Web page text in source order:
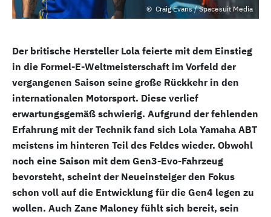
Craig Evans / Spacesuit Media
Der britische Hersteller Lola feierte mit dem Einstieg
in die Formel-E-Weltmeisterschaft im Vorfeld der
vergangenen Saison seine große Rückkehr in den
internationalen Motorsport. Diese verlief
erwartungsgemäß schwierig. Aufgrund der fehlenden
Erfahrung mit der Technik fand sich Lola Yamaha ABT
meistens im hinteren Teil des Feldes wieder. Obwohl
noch eine Saison mit dem Gen3-Evo-Fahrzeug
bevorsteht, scheint der Neueinsteiger den Fokus
schon voll auf die Entwicklung für die Gen4 legen zu
wollen. Auch Zane Maloney fühlt sich bereit, sein